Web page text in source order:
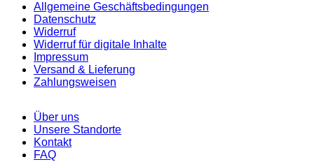
Allgemeine Geschäftsbedingungen
Datenschutz
Widerruf
Widerruf für digitale Inhalte
Impressum
Versand & Lieferung
Zahlungsweisen
Über uns
Unsere Standorte
Kontakt
FAQ